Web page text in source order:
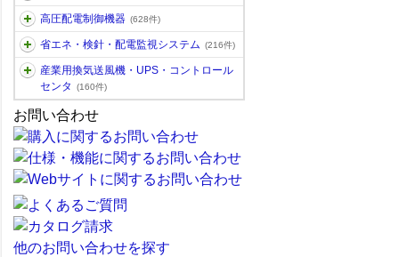
高圧配電制御機器 (628件)
省エネ・検針・配電監視システム (216件)
産業用換気送風機・UPS・コントロール
センタ
(160件)
お問い合わせ
他のお問い合わせを探す